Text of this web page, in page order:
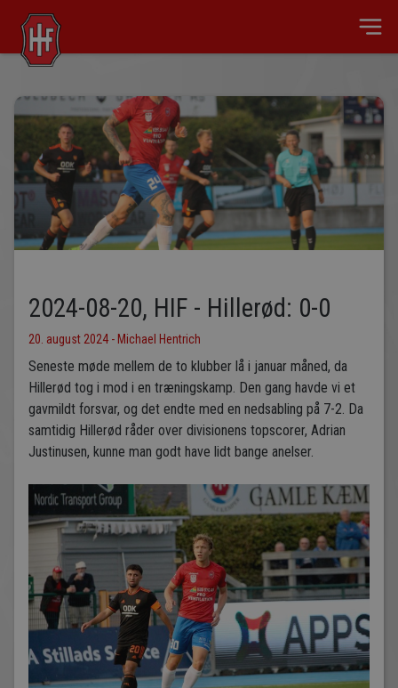
2024-08-20, HIF - Hillerød: 0-0
20. august 2024 - Michael Hentrich
Seneste møde mellem de to klubber lå i januar måned, da
Hillerød tog i mod i en træningskamp. Den gang havde vi et
gavmildt forsvar, og det endte med en nedsabling på 7-2. Da
samtidig Hillerød råder over divisionens topscorer, Adrian
Justinusen, kunne man godt have lidt bange anelser.